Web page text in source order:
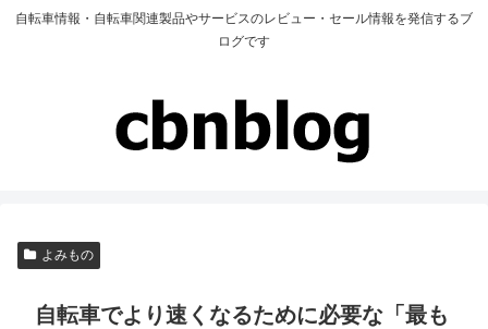
自転車情報・自転車関連製品やサービスのレビュー・セール情報を発信するブ
ログです
よみもの
自転車でより速くなるために必要な「最も